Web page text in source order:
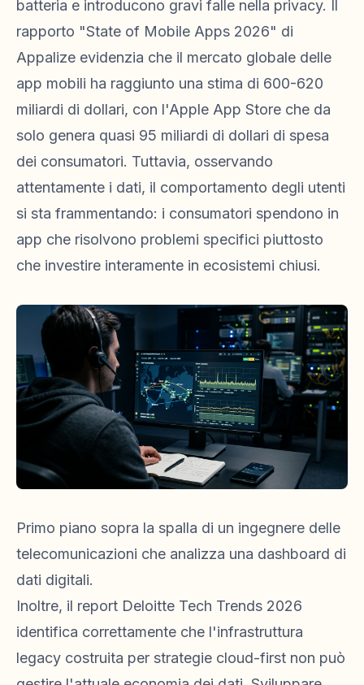
batteria e introducono gravi falle nella privacy. Il
rapporto "State of Mobile Apps 2026" di
Appalize evidenzia che il mercato globale delle
app mobili ha raggiunto una stima di 600-620
miliardi di dollari, con l'Apple App Store che da
solo genera quasi 95 miliardi di dollari di spesa
dei consumatori. Tuttavia, osservando
attentamente i dati, il comportamento degli utenti
si sta frammentando: i consumatori spendono in
app che risolvono problemi specifici piuttosto
che investire interamente in ecosistemi chiusi.
Primo piano sopra la spalla di un ingegnere delle
telecomunicazioni che analizza una dashboard di
dati digitali.
Inoltre, il report Deloitte Tech Trends 2026
identifica correttamente che l'infrastruttura
legacy costruita per strategie cloud-first non può